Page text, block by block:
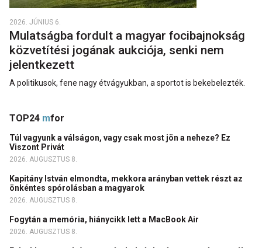
2026. JÚNIUS 6.
Mulatságba fordult a magyar focibajnokság
közvetítési jogának aukciója, senki nem
jelentkezett
A politikusok, fene nagy étvágyukban, a sportot is bekebelezték.
TOP24 mfor
Túl vagyunk a válságon, vagy csak most jön a neheze? Ez
Viszont Privát
2026. AUGUSZTUS 8.
Kapitány István elmondta, mekkora arányban vettek részt az
önkéntes spórolásban a magyarok
2026. AUGUSZTUS 8.
Fogytán a memória, hiánycikk lett a MacBook Air
2026. AUGUSZTUS 8.